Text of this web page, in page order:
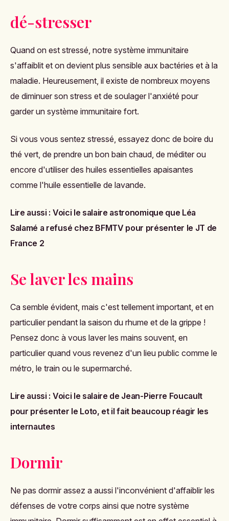
dé-stresser
Quand on est stressé, notre système immunitaire
s'affaiblit et on devient plus sensible aux bactéries et à la
maladie. Heureusement, il existe de nombreux moyens
de diminuer son stress et de soulager l'anxiété pour
garder un système immunitaire fort.
Si vous vous sentez stressé, essayez donc de boire du
thé vert, de prendre un bon bain chaud, de méditer ou
encore d'utiliser des huiles essentielles apaisantes
comme l'huile essentielle de lavande.
Lire aussi : Voici le salaire astronomique que Léa
Salamé a refusé chez BFMTV pour présenter le JT de
France 2
Se laver les mains
Ca semble évident, mais c'est tellement important, et en
particulier pendant la saison du rhume et de la grippe !
Pensez donc à vous laver les mains souvent, en
particulier quand vous revenez d'un lieu public comme le
métro, le train ou le supermarché.
Lire aussi : Voici le salaire de Jean-Pierre Foucault
pour présenter le Loto, et il fait beaucoup réagir les
internautes
Dormir
Ne pas dormir assez a aussi l'inconvénient d'affaiblir les
défenses de votre corps ainsi que notre système